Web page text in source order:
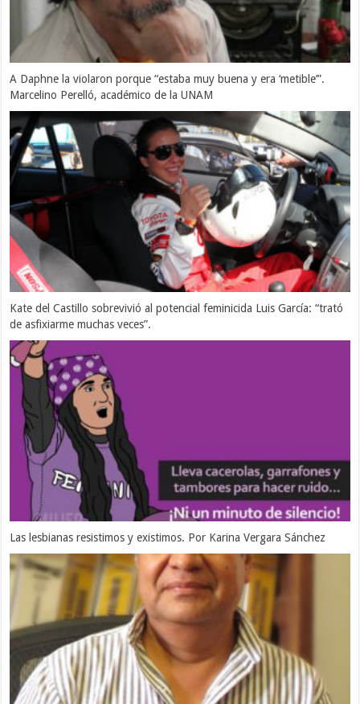
A Daphne la violaron porque “estaba muy buena y era ‘metible’”.
Marcelino Perelló, académico de la UNAM
Kate del Castillo sobrevivió al potencial feminicida Luis García: “trató
de asfixiarme muchas veces”.
Las lesbianas resistimos y existimos. Por Karina Vergara Sánchez